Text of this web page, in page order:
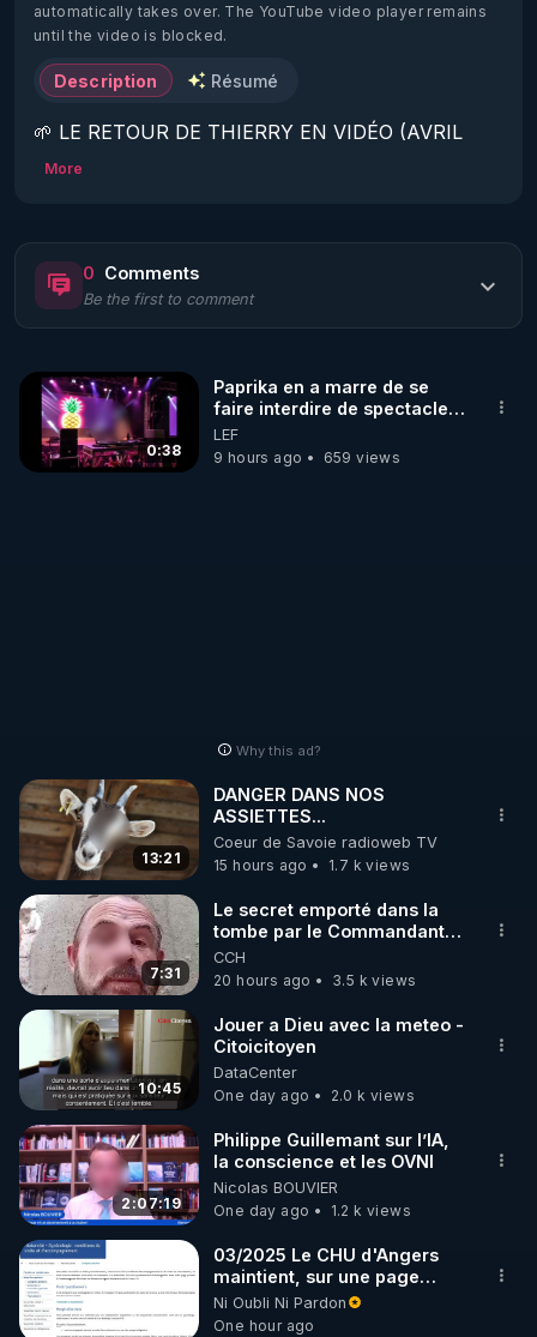
automatically takes over. The YouTube video player remains
until the video is blocked.
Description Résumé
🌱 LE RETOUR DE THIERRY EN VIDÉO (AVRIL
2022)!
https://www.rgnr.fr/presentation.html
🌱 LE MAGAZINE RÉGÉNÈRE
🌱 LA BOUTIQUE DU MAGAZINE
Pour obtenir les anciens numéros que vous avez
🌱 INSTAGRAM
https://www.instagram.com/rdlr_thierrycasasnovas/
http://rgnr.li/instagram
🌱 LA NEWSLETTER
Pour ne pas rater l’actualité RGNR (stages,
http://rgnr.li/news
🌱 VIDÉOS NON CENSURÉES SUR ODYSEE
Toutes les vidéos Youtube sont aussi sur la
http://rgnr.li/odysee
🌱 LES STAGES EN PRÉSENTIEL
http://rgnr.li/stages
More
0 Comments
Be the first to comment
0:38
Paprika en a marre de se
faire interdire de spectacle.
Elle décide donc de devenir
DJ !
LEF
9 hours ago
659 views
Why this ad?
13:21
DANGER DANS NOS
ASSIETTES...
Coeur de Savoie radioweb TV
15 hours ago
1.7 k views
7:31
Le secret emporté dans la
tombe par le Commandant
Cousteau le 25 juin 1997
CCH
20 hours ago
3.5 k views
10:45
Jouer a Dieu avec la meteo -
Citoicitoyen
DataCenter
One day ago
2.0 k views
2:07:19
Philippe Guillemant sur l’IA,
la conscience et les OVNI
Nicolas BOUVIER
One day ago
1.2 k views
03/2025 Le CHU d'Angers
maintient, sur une page
mise à jour, ses consignes
sanitaires Covid en
Ni Oubli Ni Pardon
One hour ago